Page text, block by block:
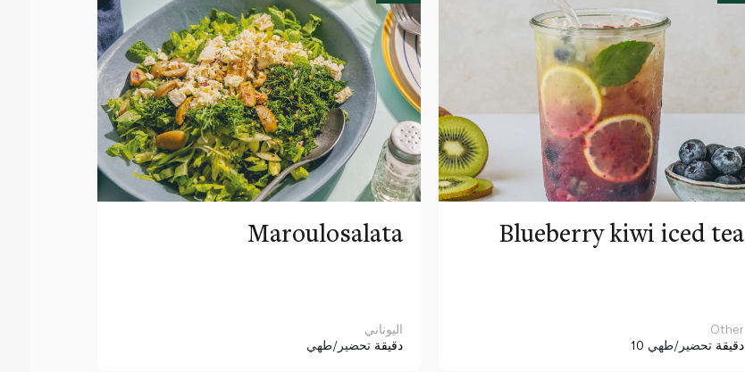
Maroulosalata
اليوناني
دقيقة تحضير/طهي
Blueberry kiwi iced tea
Other
10 دقيقة تحضير/طهي